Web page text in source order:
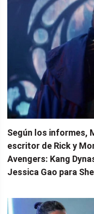
Según los informes,
escritor de Rick y
Avengers: Kang
Jessica Gao para